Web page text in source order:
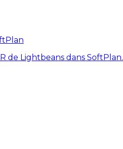
de Lightbeans dans SoftPlan.